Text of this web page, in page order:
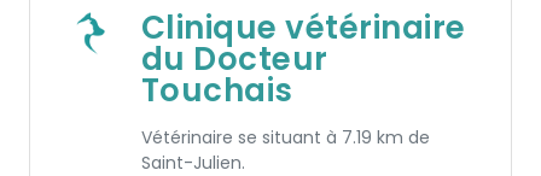
Clinique vétérinaire
du Docteur
Touchais
Vétérinaire se situant à 7.19 km de
Saint-Julien.